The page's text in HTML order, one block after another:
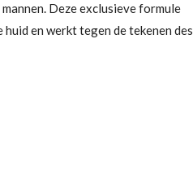
Deze exclusieve formule
en werkt tegen de tekenen des